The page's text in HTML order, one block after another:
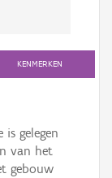
KENMERKEN
gelegen
van het
gebouw